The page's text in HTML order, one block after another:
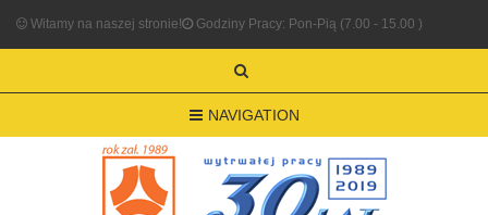
Witamy na naszej stronie! Godziny Pracy: Pon-Pią (7.00 - 15.00 )
NAVIGATION